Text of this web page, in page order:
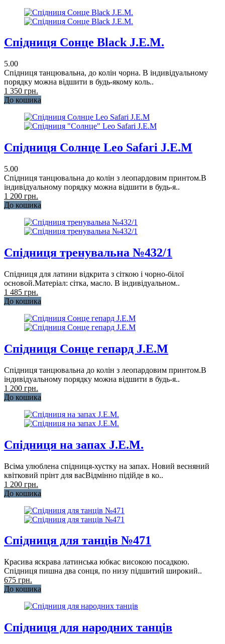
Спідниця Сонце Black J.E.M.
5.00
Спідниця танцювальна, до колін чорна. В індивідуальному
порядку можна відшити в будь-якому коль..
1 350 грн.
До кошика
Спідниця Солнце Leo Safari J.E.M
5.00
Спідниця танцювальна до колін з леопардовим принтом.В
індивідуальному порядку можна відшити в будь-я..
1 200 грн.
До кошика
Спідниця тренувальна №432/1
Спідниця для латини відкрита з сіткою і чорно-білої
основой.Матеріал: сітка, масло. В індивідуальном..
1 485 грн.
До кошика
Спідниця Сонце гепард J.E.M
Спідниця танцювальна до колін з леопардовим принтом.В
індивідуальному порядку можна відшити в будь-я..
1 200 грн.
До кошика
Спідниця на запах J.E.M.
Всіма улюблена спідниця-хустку на запах. Новий весняний
квітковий прінт для васВідмінно підійде в ко..
1 200 грн.
До кошика
Спідниця для танців №471
Красива яскрава латинська юбкас високою посадкою.
Спідниця пишна два сонця, по низу підшитий широкий..
675 грн.
До кошика
Спідниця для народних танців